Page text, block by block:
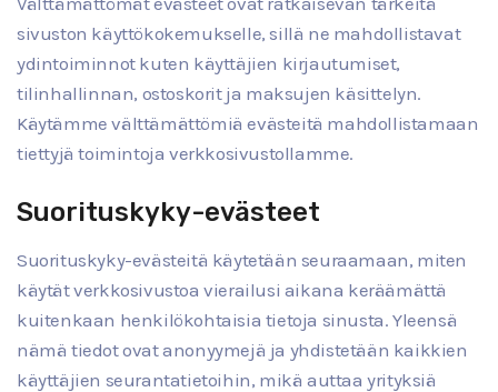
sivuston käyttökokemukselle, sillä ne mahdollistavat
ydintoiminnot kuten käyttäjien kirjautumiset,
tilinhallinnan, ostoskorit ja maksujen käsittelyn.
Käytämme välttämättömiä evästeitä mahdollistamaan
tiettyjä toimintoja verkkosivustollamme.
Suorituskyky-evästeet
Suorituskyky-evästeitä käytetään seuraamaan, miten
käytät verkkosivustoa vierailusi aikana keräämättä
kuitenkaan henkilökohtaisia tietoja sinusta. Yleensä
nämä tiedot ovat anonyymejä ja yhdistetään kaikkien
käyttäjien seurantatietoihin, mikä auttaa yrityksiä